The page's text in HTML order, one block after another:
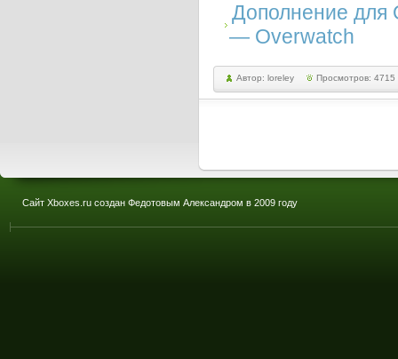
Дополнение для
— Overwatch
Автор: loreley Просмотров: 4715
Сайт Xboxes.ru создан Федотовым Александром в 2009 году